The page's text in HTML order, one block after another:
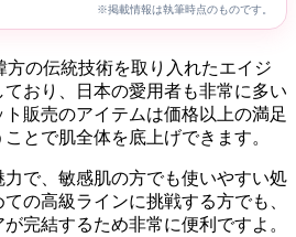
※掲載情報は執筆時点のものです。
方の伝統技術を取り入れたエイジ
おり、日本の愛用者も非常に多い
販売のアイテムは価格以上の満足
とで肌全体を底上げできます。
で、敏感肌の方でも使いやすい処
の高級ラインに挑戦する方でも、
完結するため非常に便利ですよ。